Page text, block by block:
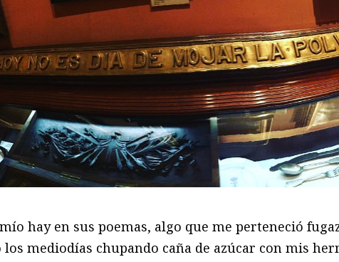
hay en sus poemas, algo que me perteneció
los mediodías chupando caña de azúcar con mis